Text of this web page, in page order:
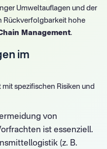
Umweltauflagen und der
Rückverfolgbarkeit hohe
Management.
im
spezifischen Risiken und
von
ist essenziell.
(z. B.